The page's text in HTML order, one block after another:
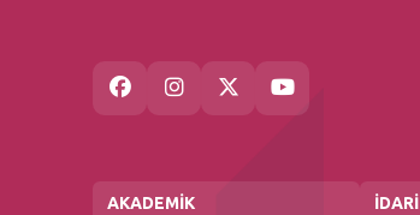
AKADEMİK İDARİ